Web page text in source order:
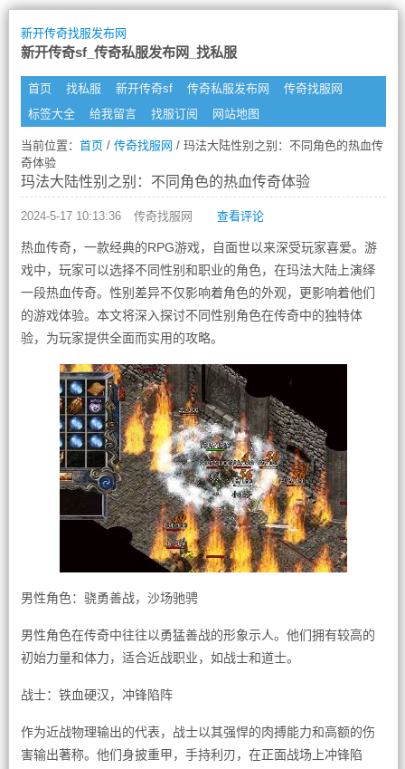
新开传奇找服发布网
新开传奇sf_传奇私服发布网_找私服
首页 找私服 新开传奇sf 传奇私服发布网
传奇找服网
标签大全
给我留言 找服订阅 网站地图
当前位置： 首页/ 传奇找服网 / 玛法大陆性别之别：不同角色的热血传
奇体验
玛法大陆性别之别：不同角色的热血传奇体验
2024-5-17 10:13:36 传奇找服网 查看评论
热血传奇，一款经典的RPG游戏，自面世以来深受玩家喜爱。游
戏中，玩家可以选择不同性别和职业的角色，在玛法大陆上演绎
一段热血传奇。性别差异不仅影响着角色的外观，更影响着他们
的游戏体验。本文将深入探讨不同性别角色在传奇中的独特体
验，为玩家提供全面而实用的攻略。
男性角色：骁勇善战，沙场驰骋
男性角色在传奇中往往以勇猛善战的形象示人。他们拥有较高的
初始力量和体力，适合近战职业，如战士和道士。
战士：铁血硬汉，冲锋陷阵
作为近战物理输出的代表，战士以其强悍的肉搏能力和高额的伤
害输出著称。他们身披重甲，手持利刃，在正面战场上冲锋陷